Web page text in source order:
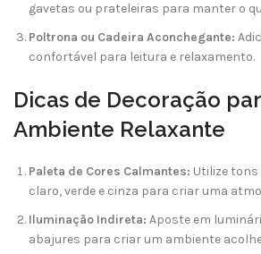
gavetas ou prateleiras para manter o
Poltrona ou Cadeira Aconchegante:
confortável para leitura e relaxamento.
Dicas de Decoração
Ambiente Relaxante
Paleta de Cores Calmantes: Utilize tons
claro, verde e cinza para criar uma
Iluminação Indireta: Aposte em
abajures para criar um ambiente